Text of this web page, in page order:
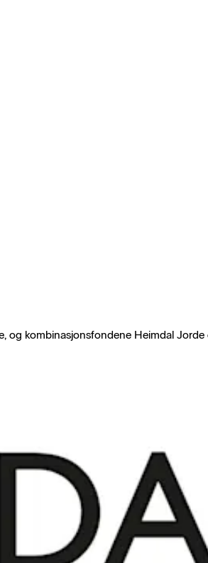
kombinasjonsfondene Heimdal Jorde